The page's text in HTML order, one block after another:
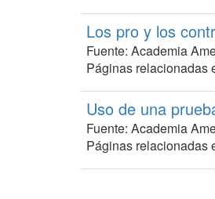
Los pro y los
Fuente: Academia
Páginas relacionadas
Uso de una
Fuente: Academia
Páginas relacionadas